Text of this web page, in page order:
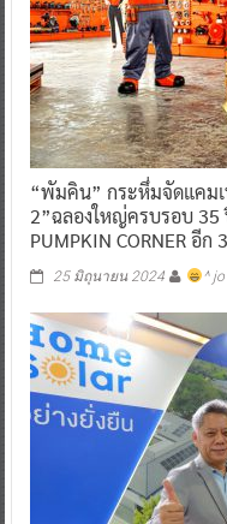
“พัมคิน” กระหึ่มจัดแคม
2”ฉลองใหญ่ครบรอบ
PUMPKIN CORNER อี
25 มิถุนายน 2024 ^ jo